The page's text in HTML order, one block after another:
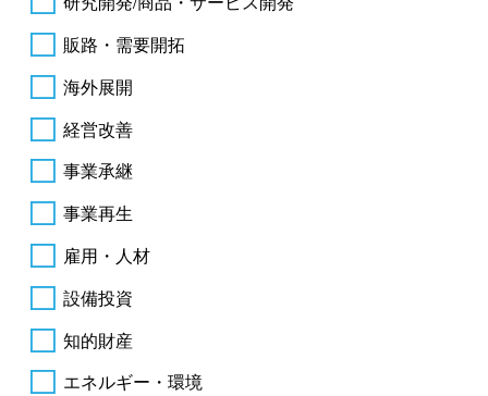
販路・需要開拓
海外展開
経営改善
事業承継
事業再生
雇用・人材
設備投資
知的財産
エネルギー・環境